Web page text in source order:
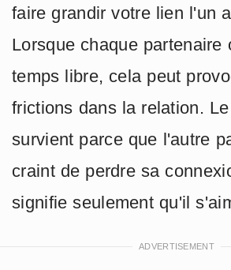
faire grandir votre lien l'un
Lorsque chaque partenaire
temps libre, cela peut
frictions dans la relation.
survient parce que l'autre
craint de perdre sa
signifie seulement qu'il